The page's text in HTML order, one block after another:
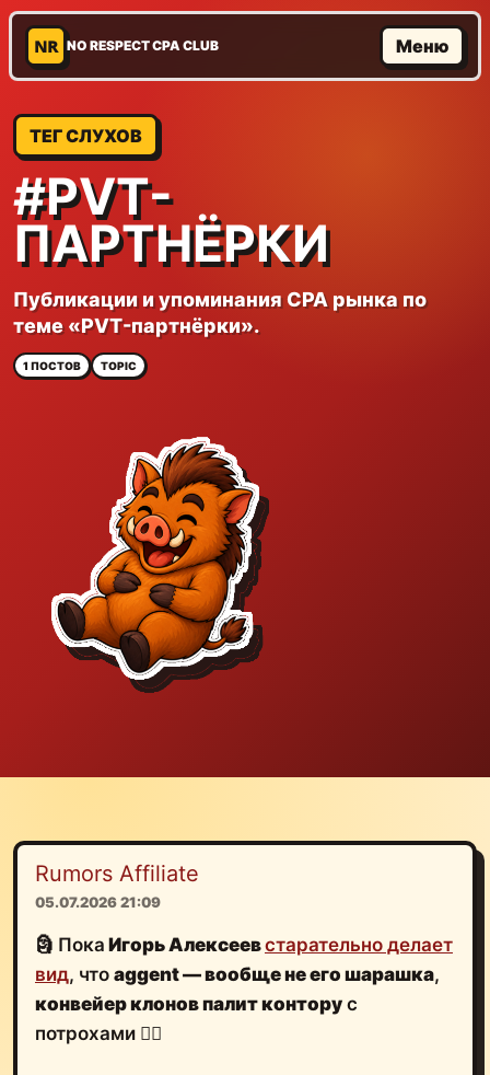
NR NO RESPECT CPA CLUB Меню
ТЕГ СЛУХОВ
#PVT-
ПАРТНЁРКИ
Публикации и упоминания CPA рынка по
теме «PVT-партнёрки».
1 ПОСТОВ TOPIC
Rumors Affiliate
05.07.2026 21:09
🗿 Пока Игорь Алексеевстарательно делает
вид, что aggent — вообще не его шарашка,
конвейер клонов палит контору с
потрохами 👯‍♀️